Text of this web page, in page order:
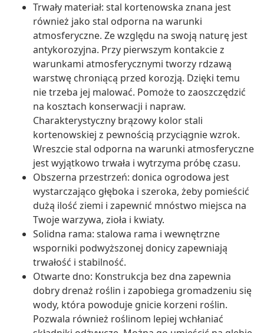
Trwały materiał: stal kortenowska znana jest
również jako stal odporna na warunki
atmosferyczne. Ze względu na swoją naturę jest
antykorozyjna. Przy pierwszym kontakcie z
warunkami atmosferycznymi tworzy rdzawą
warstwę chroniącą przed korozją. Dzięki temu
nie trzeba jej malować. Pomoże to zaoszczędzić
na kosztach konserwacji i napraw.
Charakterystyczny brązowy kolor stali
kortenowskiej z pewnością przyciągnie wzrok.
Wreszcie stal odporna na warunki atmosferyczne
jest wyjątkowo trwała i wytrzyma próbę czasu.
Obszerna przestrzeń: donica ogrodowa jest
wystarczająco głęboka i szeroka, żeby pomieścić
dużą ilość ziemi i zapewnić mnóstwo miejsca na
Twoje warzywa, zioła i kwiaty.
Solidna rama: stalowa rama i wewnętrzne
wsporniki podwyższonej donicy zapewniają
trwałość i stabilność.
Otwarte dno: Konstrukcja bez dna zapewnia
dobry drenaż roślin i zapobiega gromadzeniu się
wody, która powoduje gnicie korzeni roślin.
Pozwala również roślinom lepiej wchłaniać